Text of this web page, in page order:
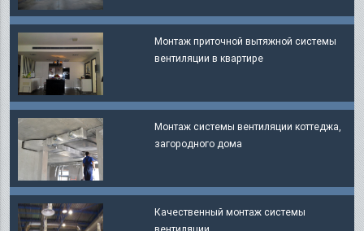
Монтаж приточной вытяжной системы
вентиляции в квартире
Монтаж системы вентиляции коттеджа,
загородного дома
Качественный монтаж системы